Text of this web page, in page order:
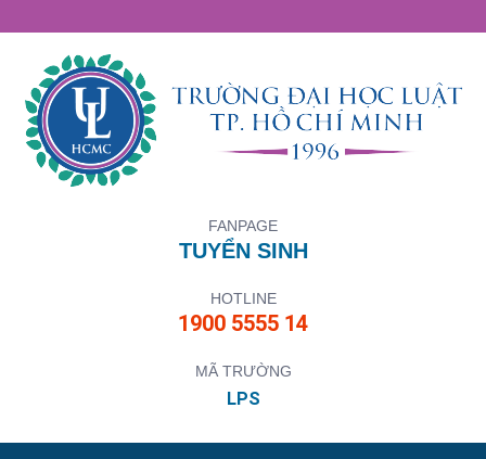
FANPAGE
TUYỂN SINH
HOTLINE
1900 5555 14
MÃ TRƯỜNG
LPS